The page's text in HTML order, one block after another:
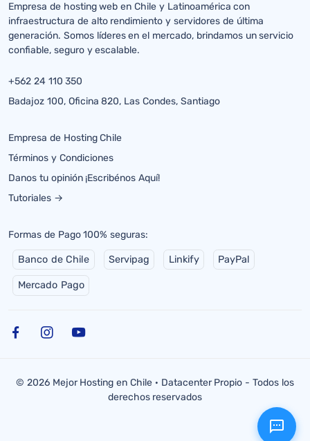
Empresa de hosting web en Chile y Latinoamérica con
infraestructura de alto rendimiento y servidores de última
generación. Somos líderes en el mercado, brindamos un servicio
confiable, seguro y escalable.
+562 24 110 350
Badajoz 100, Oficina 820, Las Condes, Santiago
Empresa de Hosting Chile
Términos y Condiciones
Danos tu opinión ¡Escribénos Aquí!
Tutoriales →
Formas de Pago 100% seguras:
Banco de Chile Servipag Linkify PayPal
Mercado Pago
© 2026 Mejor Hosting en Chile · Datacenter Propio - Todos los
derechos reservados